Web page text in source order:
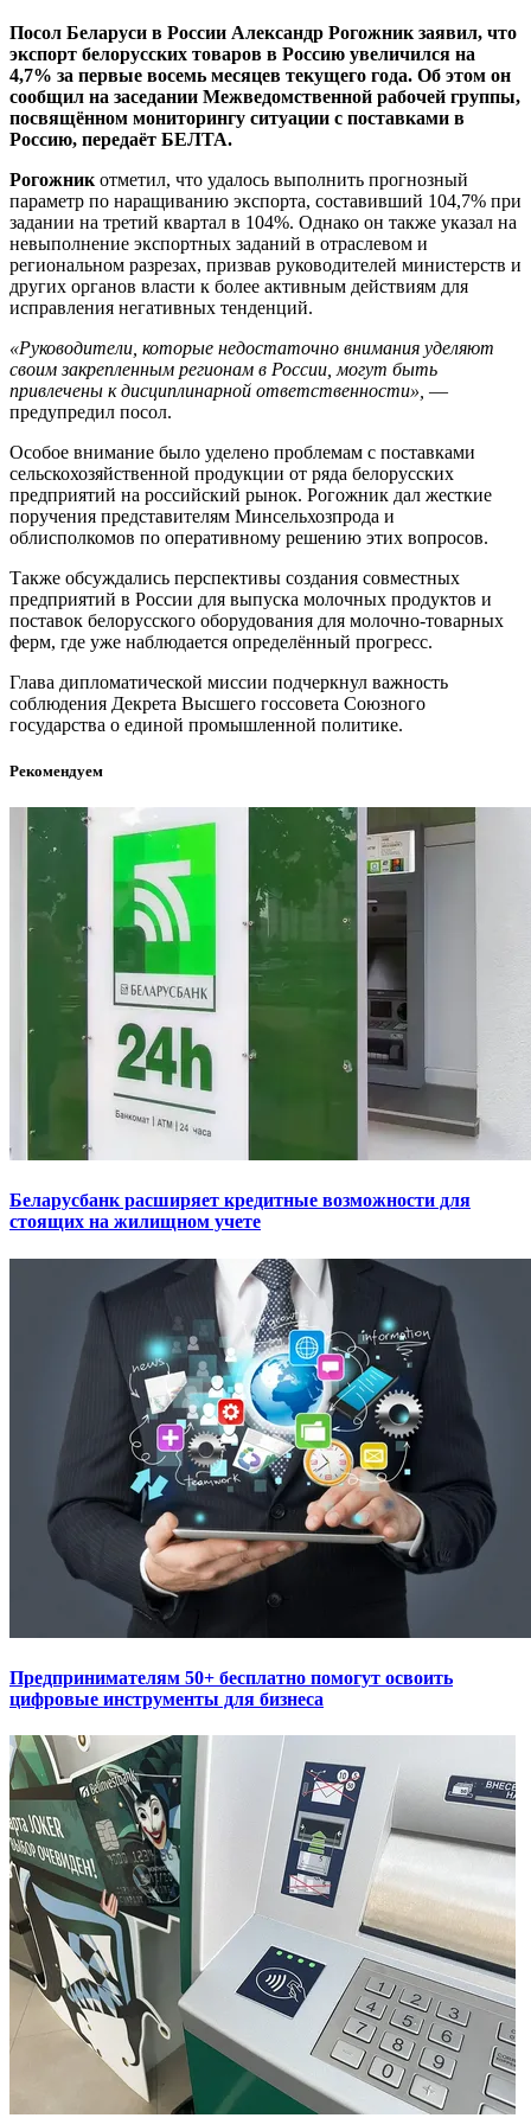
Посол Беларуси в России Александр Рогожник заявил, что
экспорт белорусских товаров в Россию увеличился на
4,7% за первые восемь месяцев текущего года. Об этом он
сообщил на заседании Межведомственной рабочей группы,
посвящённом мониторингу ситуации с поставками в
Россию, передаёт БЕЛТА.
Рогожник отметил, что удалось выполнить прогнозный
параметр по наращиванию экспорта, составивший 104,7% при
задании на третий квартал в 104%. Однако он также указал на
невыполнение экспортных заданий в отраслевом и
региональном разрезах, призвав руководителей министерств и
других органов власти к более активным действиям для
исправления негативных тенденций.
«Руководители, которые недостаточно внимания уделяют
своим закрепленным регионам в России, могут быть
привлечены к дисциплинарной ответственности», —
предупредил посол.
Особое внимание было уделено проблемам с поставками
сельскохозяйственной продукции от ряда белорусских
предприятий на российский рынок. Рогожник дал жесткие
поручения представителям Минсельхозпрода и
облисполкомов по оперативному решению этих вопросов.
Также обсуждались перспективы создания совместных
предприятий в России для выпуска молочных продуктов и
поставок белорусского оборудования для молочно-товарных
ферм, где уже наблюдается определённый прогресс.
Глава дипломатической миссии подчеркнул важность
соблюдения Декрета Высшего госсовета Союзного
государства о единой промышленной политике.
Рекомендуем
Беларусбанк расширяет кредитные возможности для
стоящих на жилищном учете
Предпринимателям 50+ бесплатно помогут освоить
цифровые инструменты для бизнеса